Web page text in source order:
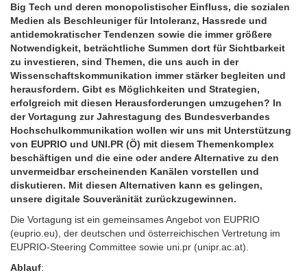
Big Tech und deren monopolistischer Einfluss, die sozialen
Medien als Beschleuniger für Intoleranz, Hassrede und
antidemokratischer Tendenzen sowie die immer größere
Notwendigkeit, beträchtliche Summen dort für Sichtbarkeit
zu investieren, sind Themen, die uns auch in der
Wissenschaftskommunikation immer stärker begleiten und
herausfordern. Gibt es Möglichkeiten und Strategien,
erfolgreich mit diesen Herausforderungen umzugehen? In
der Vortagung zur Jahrestagung des Bundesverbandes
Hochschulkommunikation wollen wir uns mit Unterstützung
von EUPRIO und UNI.PR (Ö) mit diesem Themenkomplex
beschäftigen und die eine oder andere Alternative zu den
unvermeidbar erscheinenden Kanälen vorstellen und
diskutieren. Mit diesen Alternativen kann es gelingen,
unsere digitale Souveränität zurückzugewinnen.
Die Vortagung ist ein gemeinsames Angebot von EUPRIO
(euprio.eu), der deutschen und österreichischen Vertretung im
EUPRIO-Steering Committee sowie uni.pr (unipr.ac.at).
Ablauf: